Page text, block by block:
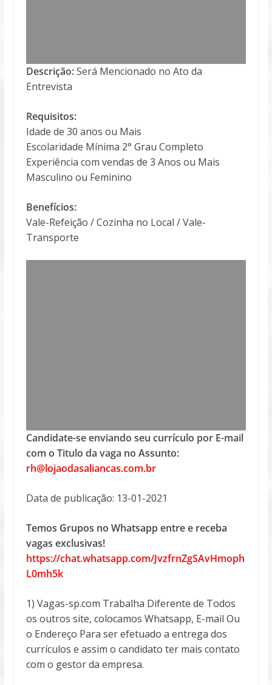
Descrição:Será Mencionado no Ato da
Entrevista
Requisitos:
Idade de 30 anos ou Mais
Escolaridade Mínima 2° Grau Completo
Experiência com vendas de 3 Anos ou Mais
Masculino ou Feminino
Benefícios:
Vale-Refeição / Cozinha no Local / Vale-
Transporte
Candidate-se enviando seu currículo por E-mail
com o Titulo da vaga no Assunto:
rh@lojaodasaliancas.com.br
Data de publicação: 13-01-2021
Temos Grupos no Whatsapp entre e receba
vagas exclusivas!
https://chat.whatsapp.com/JvzfrnZgSAvHmoph
L0mh5k
1) Vagas-sp.com Trabalha Diferente de Todos
os outros site, colocamos Whatsapp, E-mail Ou
o Endereço Para ser efetuado a entrega dos
currículos e assim o candidato ter mais contato
com o gestor da empresa.